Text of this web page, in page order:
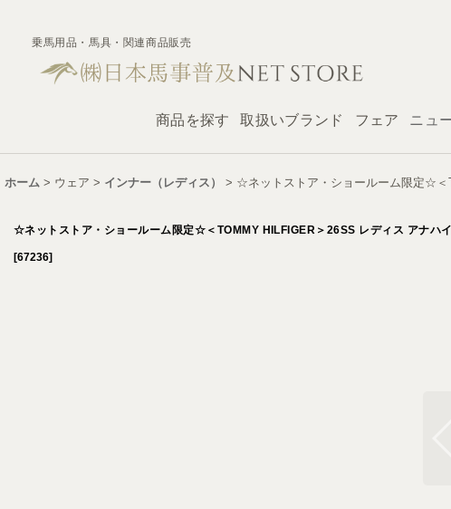
乗馬用品・馬具・関連商品販売
商品を探す 取扱いブランド フェア ニュ
ホーム > ウェア > インナー（レディス） > ☆ネットストア・ショールーム限定☆＜
☆ネットストア・ショールーム限定☆＜TOMMY HILFIGER＞26SS レディス アナハ
[67236]